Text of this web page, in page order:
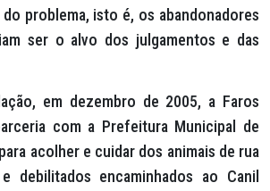
problema, isto é, os abandonadores
ser o alvo dos julgamentos e das
em dezembro de 2005, a Faros
com a Prefeitura Municipal de
acolher e cuidar dos animais de rua
debilitados encaminhados ao Canil